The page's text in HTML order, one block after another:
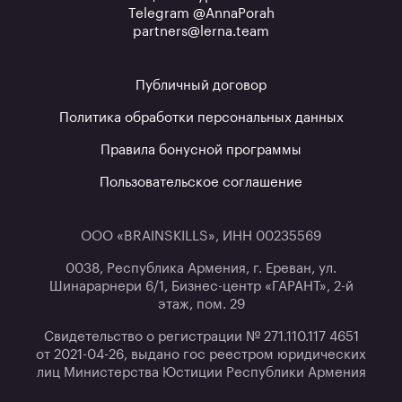
Telegram @AnnaPorah
partners@lerna.team
Публичный договор
Политика обработки персональных данных
Правила бонусной программы
Пользовательское соглашение
ООО «BRAINSKILLS», ИНН 00235569
0038, Республика Армения, г. Ереван, ул.
Шинарарнери 6/1, Бизнес-центр «ГАРАНТ», 2-й
этаж, пом. 29
Свидетельство о регистрации № 271.110.117 4651
от 2021-04-26, выдано гос реестром юридических
лиц Министерства Юстиции Республики Армения